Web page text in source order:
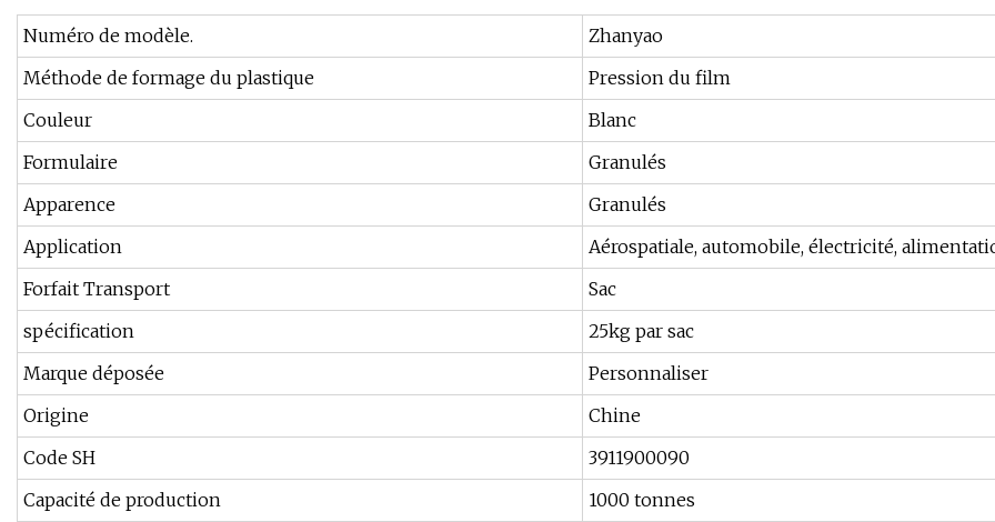
Numéro de modèle.
Zhanyao
Méthode de formage du plastique
Pression du film
Couleur
Blanc
Formulaire
Granulés
Apparence
Granulés
Application
Aérospatiale, automobile, électricité,
Forfait Transport
Sac
spécification
25kg par sac
Marque déposée
Personnaliser
Origine
Chine
Code SH
3911900090
Capacité de production
1000 tonnes